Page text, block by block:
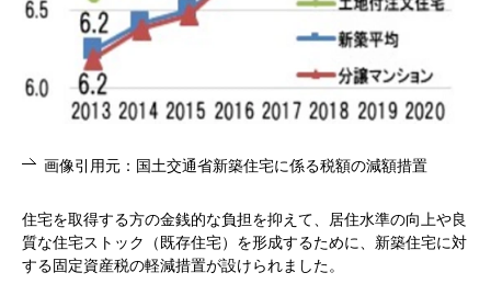
画像引用元：国土交通省新築住宅に係る税額の減額措置
住宅を取得する方の金銭的な負担を抑えて、居住水準の向上や良
質な住宅ストック（既存住宅）を形成するために、新築住宅に対
する固定資産税の軽減措置が設けられました。